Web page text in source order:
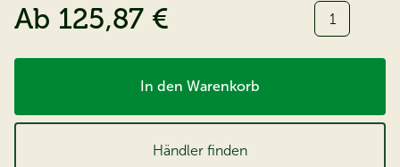
Ab 125,87 € Menge:
In den Warenkorb
Händler finden